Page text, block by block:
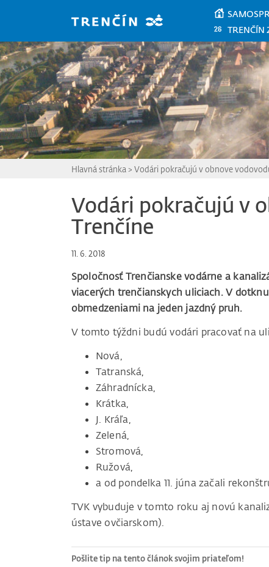
TRENČÍN
Hlavná stránka > Vodári pokračujú v obnove
Vodári pokračujú v
Trenčíne
11. 6. 2018
Spoločnosť Trenčianske vodárne a
viacerých trenčianskych uliciach. V
obmedzeniami na jeden jazdný pruh.
V tomto týždni budú vodári pracovať na
Nová,
Tatranská,
Záhradnícka,
Krátka,
J. Kráľa,
Zelená,
Stromová,
Ružová,
a od pondelka 11. júna začali
TVK vybuduje v tomto roku aj novú
ústave ovčiarskom).
Pošlite tip na tento článok svojim priateľom!